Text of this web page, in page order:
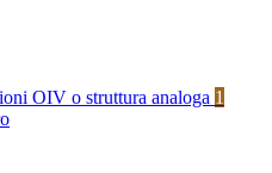
OIV o struttura analoga 1